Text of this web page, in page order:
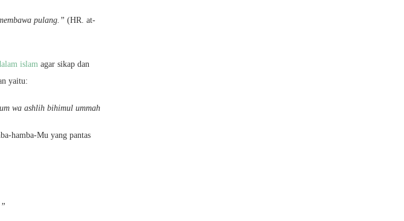
pulang.” (HR. at-
islam agar sikap dan
yaitu:
wa ashlih bihimul ummah
hamba-Mu yang pantas